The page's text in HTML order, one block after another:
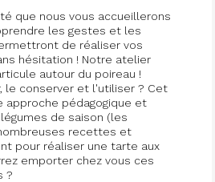
que nous vous accueillerons
les gestes et les
de réaliser vos
hésitation ! Notre atelier
autour du poireau !
le conserver et l'utiliser ? Cet
approche pédagogique et
de saison (les
recettes et
pour réaliser une tarte aux
emporter chez vous ces
?